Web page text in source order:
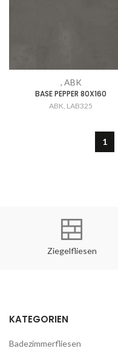
, ABK
BASE PEPPER 80X160
ABK, LAB325
1
Ziegelfliesen
KATEGORIEN
Badezimmerfliesen